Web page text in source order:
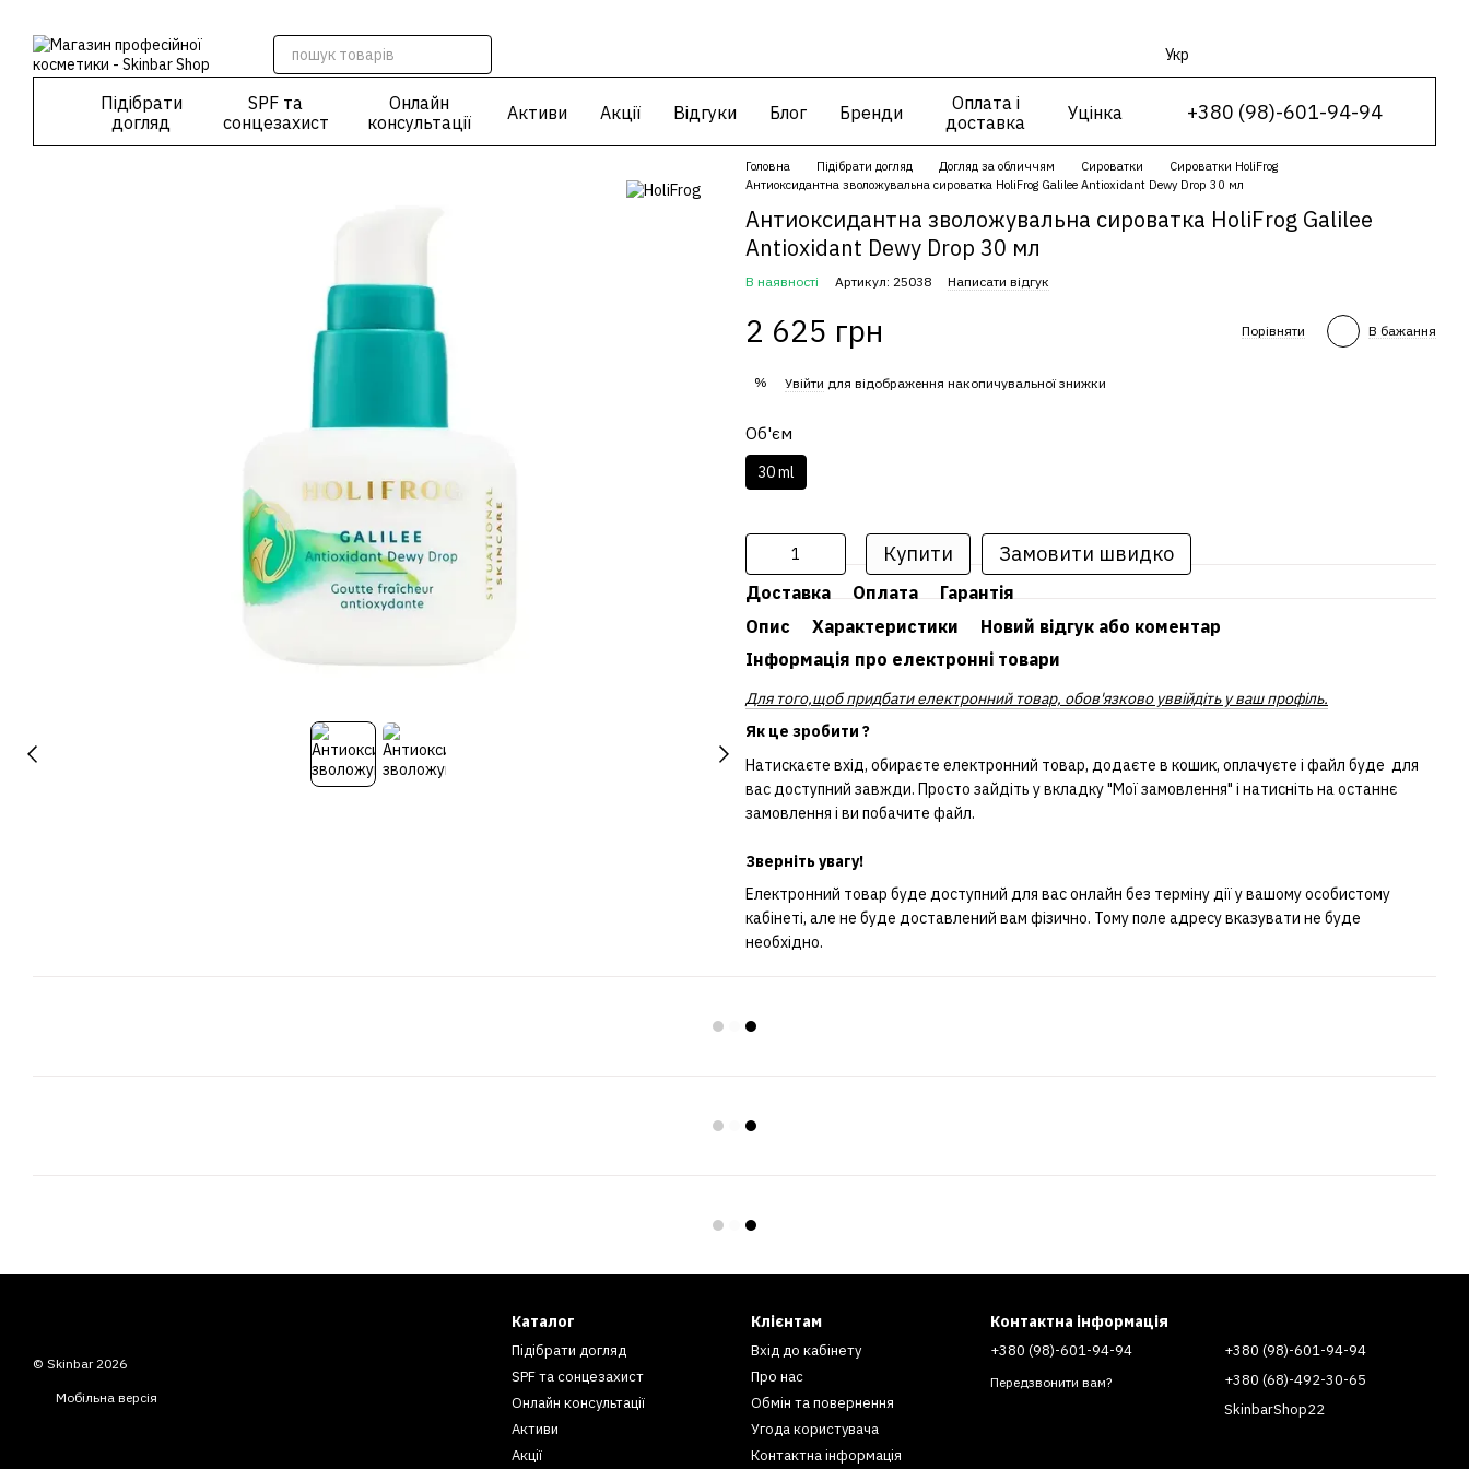
Укр
Підібрати
догляд
SPF та
сонцезахист
Онлайн
консультації
Активи Акції Відгуки Блог Бренди
Оплата і
доставка
Уцінка +380 (98)-601-94-94
Головна Підібрати догляд Догляд за обличчям Сироватки
Сироватки HoliFrog
Антиоксидантна зволожувальна сироватка HoliFrog Galilee Antioxidant Dewy Drop 30 мл
Антиоксидантна зволожувальна сироватка HoliFrog Galilee
Antioxidant Dewy Drop 30 мл
В наявності Артикул: 25038 Написати відгук
2 625 грн Порівняти В бажання
% Увійти для відображення накопичувальної знижки
Об'єм
30 ml
Купити Замовити швидко
Доставка Оплата
Гарантія
Опис
Характеристики
Новий відгук або коментар
Інформація про електронні товари
Для того,щоб придбати електронний товар, обов'язково уввійдіть у ваш профіль.
Як це зробити ?
Натискаєте вхід, обираєте електронний товар, додаєте в кошик, оплачуєте і файл буде для
вас доступний завжди. Просто зайдіть у вкладку "Мої замовлення" і натисніть на останнє
замовлення і ви побачите файл.
Зверніть увагу!
Електронний товар буде доступний для вас онлайн без терміну дії у вашому особистому
кабінеті, але не буде доставлений вам фізично. Тому поле адресу вказувати не буде
необхідно.
© Skinbar 2026
Мобільна версія
Каталог
Підібрати догляд
SPF та сонцезахист
Онлайн консультації
Активи
Акції
Клієнтам
Вхід до кабінету
Про нас
Обмін та повернення
Угода користувача
Контактна інформація
Контактна інформація
+380 (98)-601-94-94
Передзвонити вам?
+380 (98)-601-94-94
+380 (68)-492-30-65
SkinbarShop22